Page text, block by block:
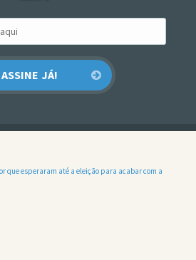
que esperaram até a eleição para acabar com a